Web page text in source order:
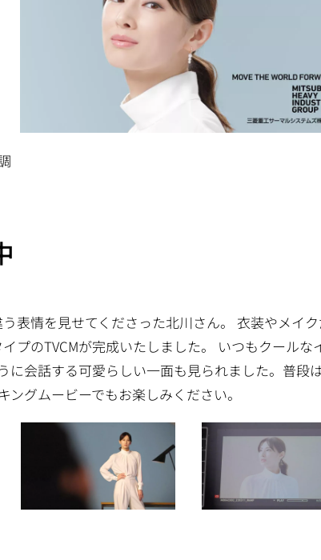
表情を見せてくださった北川さん。 衣装やメイ
プのTVCMが完成いたしました。 いつもクールな
会話する可愛らしい一面も見られました。普段
グムービーでもお楽しみください。